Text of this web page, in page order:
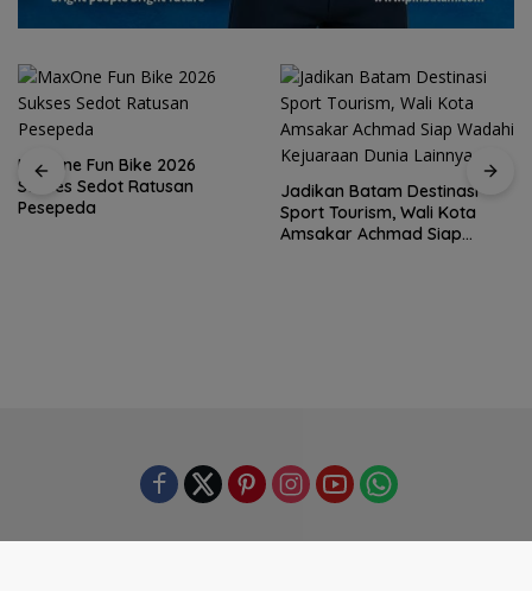
MaxOne Fun Bike 2026
Sukses Sedot Ratusan
Pesepeda
Jadikan Batam Destinasi
Sport Tourism, Wali Kota
Amsakar Achmad Siap